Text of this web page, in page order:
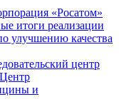
«Росатом»
итоги реализации
улучшению качества
центр
и